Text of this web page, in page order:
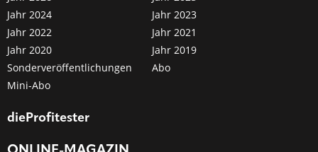
Jahr 2024
Jahr 2023
Jahr 2022
Jahr 2021
Jahr 2020
Jahr 2019
Sonderveröffentlichungen
Abo
Mini-Abo
dieProfitester